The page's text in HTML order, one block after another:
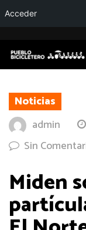
Noticias
admin
Sin
Miden
Acceder